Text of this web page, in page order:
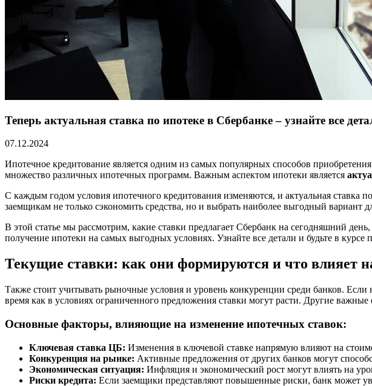
Теперь актуальная ставка по ипотеке в Сбербанке – узнайте все
07.12.2024
Ипотечное кредитование является одним из самых популярных способов
множество различных ипотечных программ. Важным аспектом ипотеки является
С каждым годом условия ипотечного кредитования изменяются, и актуальная
заемщикам не только сэкономить средства, но и выбрать наиболее выгодный вариант
В этой статье мы рассмотрим, какие ставки предлагает Сбербанк на сегодняшний
получение ипотеки на самых выгодных условиях. Узнайте все детали и будьте в
Текущие ставки: как они формируются и что влияет
Также стоит учитывать рыночные условия и уровень конкуренции среди банков.
время как в условиях ограниченного предложения ставки могут расти. Другие
Основные факторы, влияющие на изменение ипотечных ставок:
Ключевая ставка ЦБ: Изменения в ключевой ставке напрямую влияют на
Конкуренция на рынке: Активные предложения от других банков могут
Экономическая ситуация: Инфляция и экономический рост могут влиять на
Риски кредита: Если заемщики представляют повышенные риски, банк может